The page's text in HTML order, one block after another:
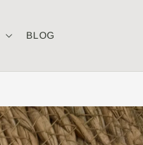
BLOG